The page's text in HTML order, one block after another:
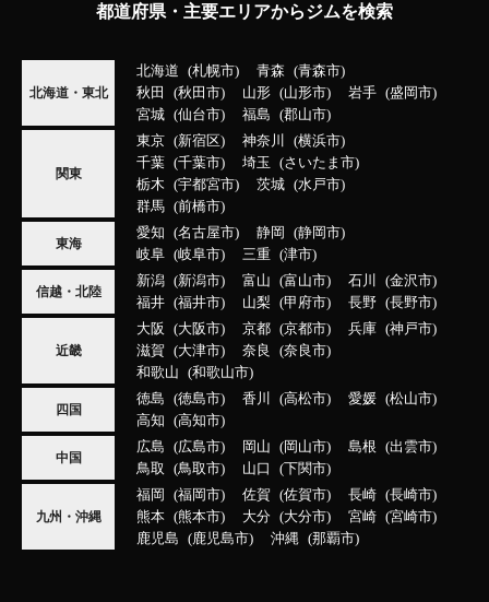
都道府県・主要エリアからジムを検索
北海道・東北
北海道 札幌市 青森
青森市
秋田
秋田市 山形 山形市 岩手
盛岡市
宮城
仙台市 福島 郡山市
関東
東京 新宿区 神奈川
横浜市
千葉
千葉市 埼玉
さいたま市
栃木
宇都宮市 茨城
水戸市
群馬
前橋市
東海
愛知 名古屋市 静岡
静岡市
岐阜
岐阜市 三重 津市
信越・北陸
新潟 新潟市 富山 富山市 石川
金沢市
福井
福井市 山梨 甲府市 長野 長野市
近畿
大阪 大阪市 京都 京都市 兵庫
神戸市
滋賀
大津市 奈良
奈良市
和歌山
和歌山市
四国
徳島 徳島市 香川 高松市 愛媛
松山市
高知
高知市
中国
広島 広島市 岡山 岡山市 島根
出雲市
鳥取
鳥取市 山口 下関市
九州・沖縄
福岡 福岡市 佐賀 佐賀市 長崎
長崎市
熊本
熊本市 大分 大分市 宮崎
宮崎市
鹿児島
鹿児島市 沖縄 那覇市